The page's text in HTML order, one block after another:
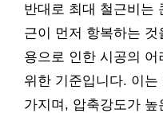
반대로 최대 철근비는
근이 먼저 항복하는
용으로 인한 시공의
위한 기준입니다. 이
가지며, 압축강도가